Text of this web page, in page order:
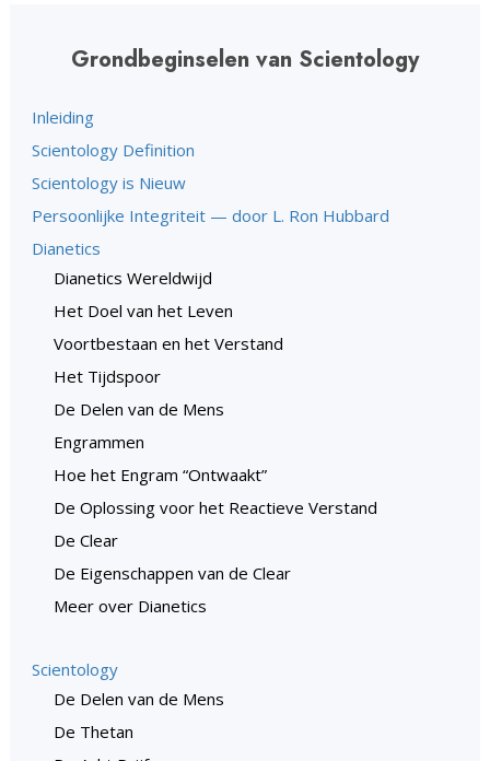
Grondbeginselen van Scientology
Inleiding
Scientology Definition
Scientology is Nieuw
Persoonlijke Integriteit — door L. Ron Hubbard
Dianetics
Dianetics Wereldwijd
Het Doel van het Leven
Voortbestaan en het Verstand
Het Tijdspoor
De Delen van de Mens
Engrammen
Hoe het Engram “Ontwaakt”
De Oplossing voor het Reactieve Verstand
De Clear
De Eigenschappen van de Clear
Meer over Dianetics
Scientology
De Delen van de Mens
De Thetan